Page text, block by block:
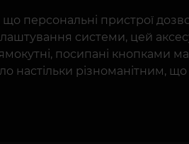
що персональні пристрої
системи, цей
посипані кнопками
настільки різноманітним,